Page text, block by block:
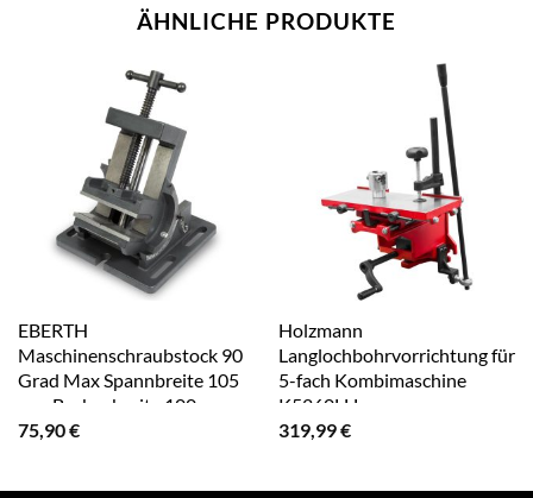
ÄHNLICHE PRODUKTE
EBERTH
Maschinenschraubstock 90
Grad Max Spannbreite 105
mm Backenbreite 100 mm
75,90€
Holzmann
Langlochbohrvorrichtung für
5-fach Kombimaschine
K5260LLL
319,99€